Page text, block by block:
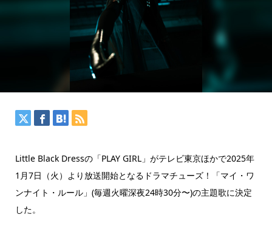
Little Black Dressの「PLAY GIRL」がテレビ東京ほかで2025年
1月7日（火）より放送開始となるドラマチューズ！「マイ・ワ
ンナイト・ルール」(毎週火曜深夜24時30分〜)の主題歌に決定
した。